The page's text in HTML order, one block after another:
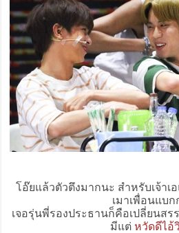
โอ๊ยแล้วตัวตึงมากนะ สำหรับเจ้าเ
เมาเพื่อนแบก
เจอรุ่นพี่รองประธานก็คือเปลี่ยนส
มีแต่ หวัดดีไอ้